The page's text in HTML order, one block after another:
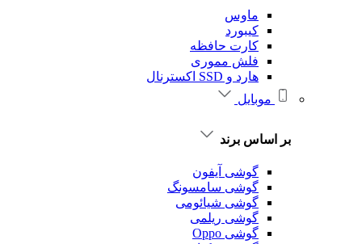
ماوس
کیبورد
کارت حافظه
فلش مموری
هارد و SSD اکسترنال
موبایل
بر اساس برند
گوشی آیفون
گوشی سامسونگ
گوشی شیائومی
گوشی ریلمی
گوشی Oppo